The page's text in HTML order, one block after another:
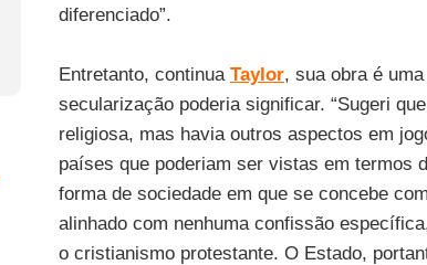
diferenciado”.
Entretanto, continua Taylor, sua obra é
secularização poderia significar. “Sugeri
religiosa, mas havia outros aspectos em
países que poderiam ser vistas em termos
forma de sociedade em que se concebe
alinhado com nenhuma confissão
o cristianismo protestante. O Estado,